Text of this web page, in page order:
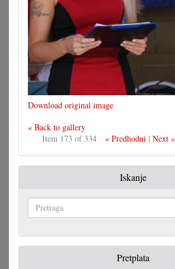
Download original image
« Back to gallery
Item 173 of 334
« Predhodni | Next »
Iskanje
Pretplata